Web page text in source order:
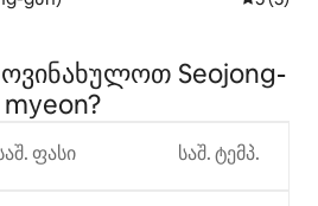
Seojong-
myeon?
ფასი საშ. ტემპ.